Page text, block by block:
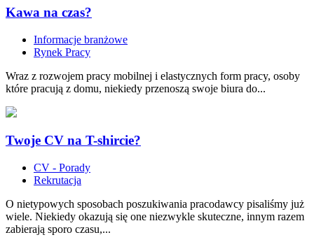
Kawa na czas?
Informacje branżowe
Rynek Pracy
Wraz z rozwojem pracy mobilnej i elastycznych form pracy, osoby
które pracują z domu, niekiedy przenoszą swoje biura do...
Twoje CV na T-shircie?
CV - Porady
Rekrutacja
O nietypowych sposobach poszukiwania pracodawcy pisaliśmy już
wiele. Niekiedy okazują się one niezwykle skuteczne, innym razem
zabierają sporo czasu,...